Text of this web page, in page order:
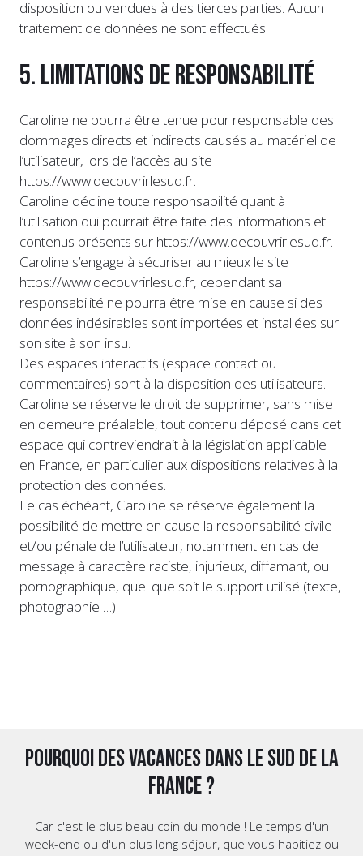
disposition ou vendues à des tierces parties. Aucun
traitement de données ne sont effectués.
5. Limitations de responsabilité
Caroline ne pourra être tenue pour responsable des
dommages directs et indirects causés au matériel de
l’utilisateur, lors de l’accès au site
https://www.decouvrirlesud.fr.
Caroline décline toute responsabilité quant à
l’utilisation qui pourrait être faite des informations et
contenus présents sur https://www.decouvrirlesud.fr.
Caroline s’engage à sécuriser au mieux le site
https://www.decouvrirlesud.fr, cependant sa
responsabilité ne pourra être mise en cause si des
données indésirables sont importées et installées sur
son site à son insu.
Des espaces interactifs (espace contact ou
commentaires) sont à la disposition des utilisateurs.
Caroline se réserve le droit de supprimer, sans mise
en demeure préalable, tout contenu déposé dans cet
espace qui contreviendrait à la législation applicable
en France, en particulier aux dispositions relatives à la
protection des données.
Le cas échéant, Caroline se réserve également la
possibilité de mettre en cause la responsabilité civile
et/ou pénale de l’utilisateur, notamment en cas de
message à caractère raciste, injurieux, diffamant, ou
pornographique, quel que soit le support utilisé (texte,
photographie …).
Pourquoi des vacances dans le Sud de la
France ?
Car c'est le plus beau coin du monde ! Le temps d'un
week-end ou d'un plus long séjour, que vous habitiez ou